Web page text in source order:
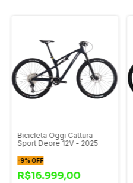
Bicicleta Oggi Cattura
Sport Deore 12V - 2025
-9%OFF
R$16.999,00